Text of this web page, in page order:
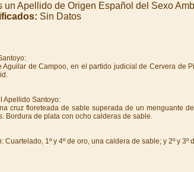
un Apellido de Origen Español del Sexo
Sin Datos
Aguilar de Campoo, en el partido judicial de Cervera de
Apellido Santoyo:
cruz floreteada de sable superada de un menguante
Bordura de plata con ocho calderas de sable.
Cuartelado, 1º y 4º de oro, una caldera de sable; y 2º y